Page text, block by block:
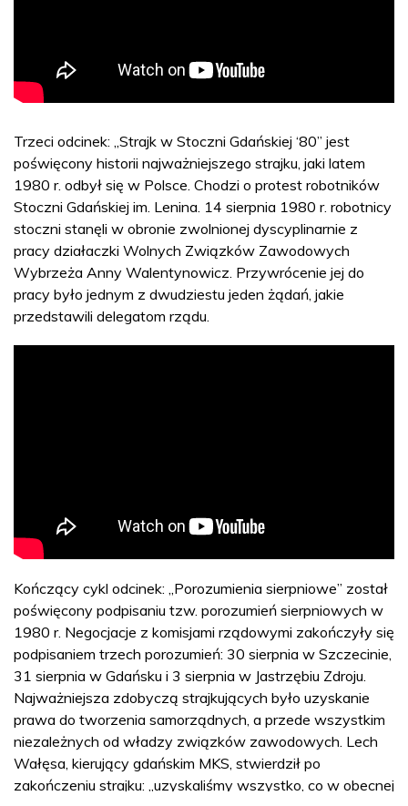
Trzeci odcinek: „Strajk w Stoczni Gdańskiej ‘80” jest
poświęcony historii najważniejszego strajku, jaki latem
1980 r. odbył się w Polsce. Chodzi o protest robotników
Stoczni Gdańskiej im. Lenina. 14 sierpnia 1980 r. robotnicy
stoczni stanęli w obronie zwolnionej dyscyplinarnie z
pracy działaczki Wolnych Związków Zawodowych
Wybrzeża Anny Walentynowicz. Przywrócenie jej do
pracy było jednym z dwudziestu jeden żądań, jakie
przedstawili delegatom rządu.
Kończący cykl odcinek: „Porozumienia sierpniowe” został
poświęcony podpisaniu tzw. porozumień sierpniowych w
1980 r. Negocjacje z komisjami rządowymi zakończyły się
podpisaniem trzech porozumień: 30 sierpnia w Szczecinie,
31 sierpnia w Gdańsku i 3 sierpnia w Jastrzębiu Zdroju.
Najważniejsza zdobyczą strajkujących było uzyskanie
prawa do tworzenia samorządnych, a przede wszystkim
niezależnych od władzy związków zawodowych. Lech
Wałęsa, kierujący gdańskim MKS, stwierdził po
zakończeniu strajku: „uzyskaliśmy wszystko, co w obecnej